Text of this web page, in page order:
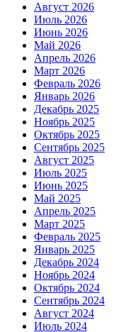
Август 2026
Июль 2026
Июнь 2026
Май 2026
Апрель 2026
Март 2026
Февраль 2026
Январь 2026
Декабрь 2025
Ноябрь 2025
Октябрь 2025
Сентябрь 2025
Август 2025
Июль 2025
Июнь 2025
Май 2025
Апрель 2025
Март 2025
Февраль 2025
Январь 2025
Декабрь 2024
Ноябрь 2024
Октябрь 2024
Сентябрь 2024
Август 2024
Июль 2024